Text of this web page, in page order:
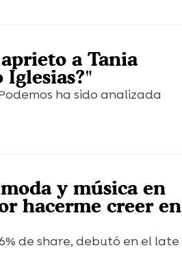
a Tania
Iglesias?"
ha sido analizada
y música en
hacerme creer en
de share, debutó en el late